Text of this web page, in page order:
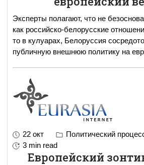
Эксперты полагают, что не безосновательно
как российско-белорусские
то в кулуарах, Белоруссия
публичную внешнюю политику на
22 окт Политический
3 min read
Европейский